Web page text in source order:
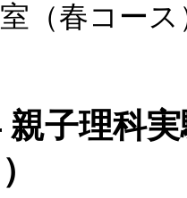
（春コー
親子理科